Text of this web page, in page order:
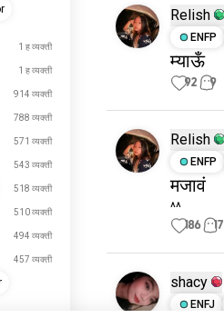
1 ह व्यक्ती
1 ह व्यक्ती
914 व्यक्ती
788 व्यक्ती
571 व्यक्ती
543 व्यक्ती
518 व्यक्ती
510 व्यक्ती
494 व्यक्ती
457 व्यक्ती
Relish
ENFP
म्याऊँ
92 9
Relish
ENFP
मजावं
^^
186 17
shacy
ENFJ